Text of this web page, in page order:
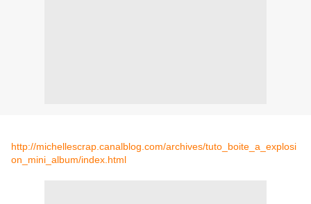
http://michellescrap.canalblog.com/archives/tuto_boite_a_explosi
on_mini_album/index.html